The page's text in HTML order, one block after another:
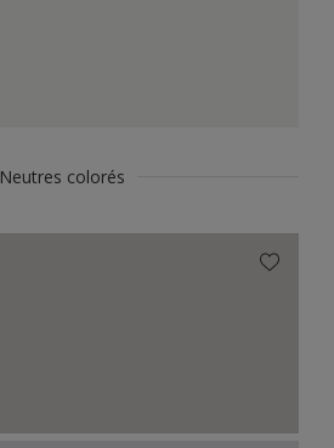
Neutres colorés